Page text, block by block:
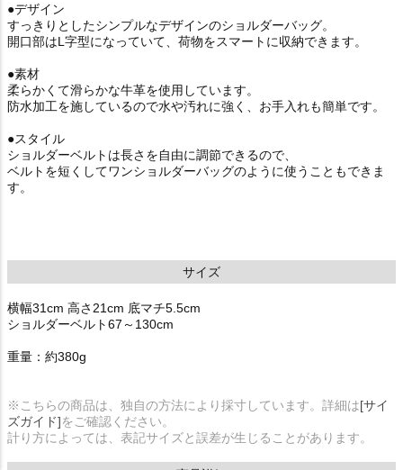
●デザイン
すっきりとしたシンプルなデザインのショルダーバッグ。
開口部はL字型になっていて、荷物をスマートに収納できます。
●素材
柔らかくて滑らかな牛革を使用しています。
防水加工を施しているので水や汚れに強く、お手入れも簡単です。
●スタイル
ショルダーベルトは長さを自由に調節できるので、
ベルトを短くしてワンショルダーバッグのように使うこともできま
す。
サイズ
横幅31cm 高さ21cm 底マチ5.5cm
ショルダーベルト67～130cm
重量：約380g
※こちらの商品は、独自の方法により採寸しています。詳細は[サイ
ズガイド]をご確認ください。
計り方によっては、表記サイズと誤差が生じることがあります。